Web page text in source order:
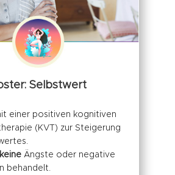
Selbstwert
einer positiven kognitiven
(KVT) zur Steigerung
keineÄngste oder negative
behandelt.